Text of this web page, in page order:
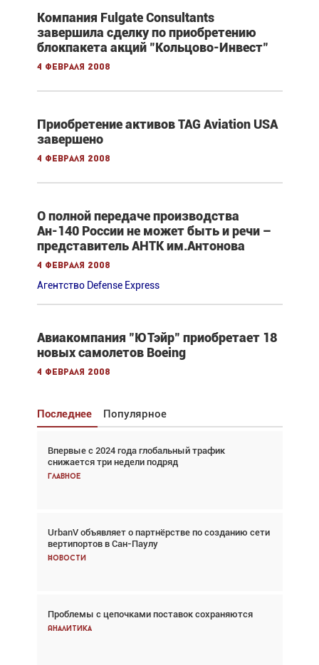
Компания Fulgate Consultants
завершила сделку по приобретению
блокпакета акций "Кольцово-Инвест"
4 февраля 2008
Приобретение активов TAG Aviation USA
завершено
4 февраля 2008
О полной передаче производства
Ан-140 России не может быть и речи –
представитель АНТК им.Антонова
4 февраля 2008
Агентство Defense Express
Авиакомпания "ЮТэйр" приобретает 18
новых самолетов Boeing
4 февраля 2008
Последнее Популярное
Впервые с 2024 года глобальный трафик
снижается три недели подряд
Главное
UrbanV объявляет о партнёрстве по созданию сети
вертипортов в Сан-Паулу
Новости
Проблемы с цепочками поставок сохраняются
Аналитика
Взгляд с высоты: тандем вертолётов и БПЛА в
спасательных операциях
Главное
Авиационный фотограф Дэйв Кох: «Фотография
говорит сама за себя... а ИИ всё портит»
Новости
Впервые с 2024 года глобальный трафик
снижается три недели подряд